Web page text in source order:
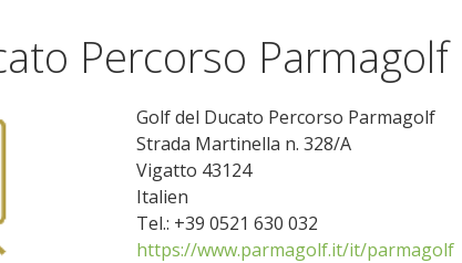
Percorso Parmagolf
Golf del Ducato Percorso Parmagolf
Strada Martinella n. 328/A
Vigatto 43124
Italien
Tel.: +39 0521 630 032
https://www.parmagolf.it/it/parmagolf